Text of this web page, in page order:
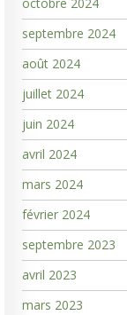
septembre 2024
août 2024
juillet 2024
juin 2024
avril 2024
mars 2024
février 2024
septembre 2023
avril 2023
mars 2023